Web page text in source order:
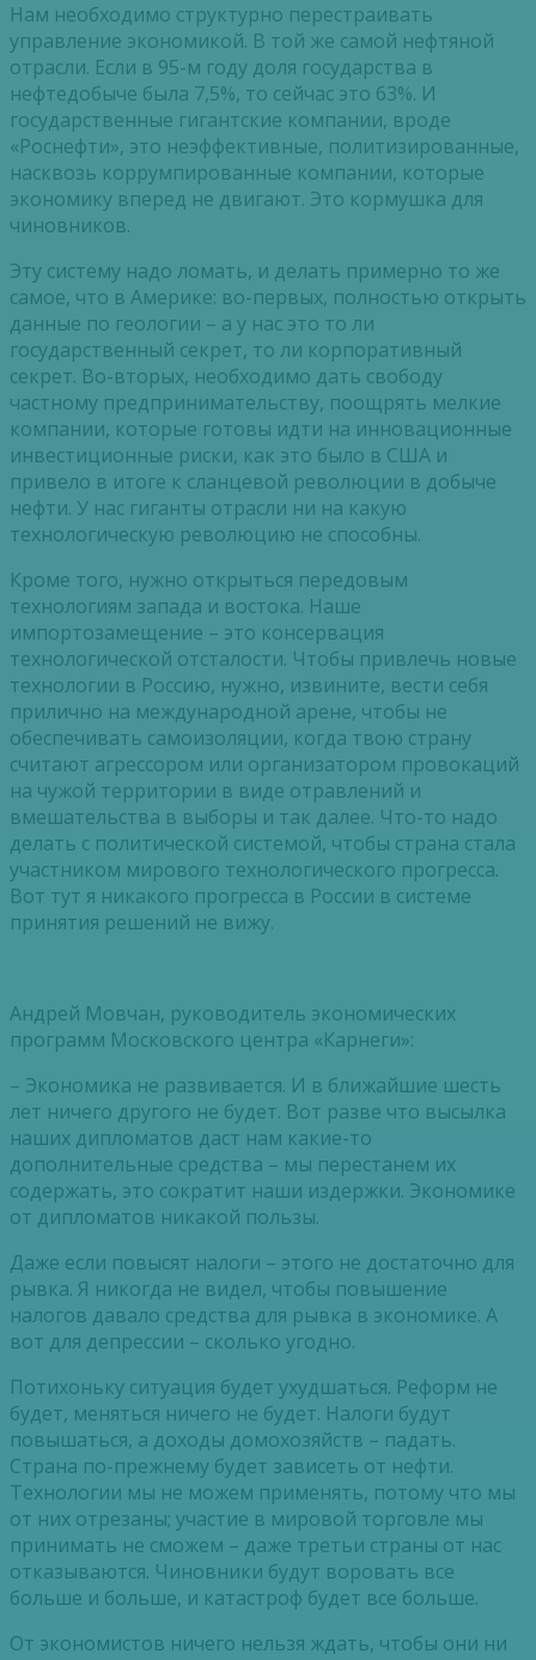
Нам необходимо структурно перестраивать
управление экономикой. В той же самой нефтяной
отрасли. Если в 95-м году доля государства в
нефтедобыче была 7,5%, то сейчас это 63%. И
государственные гигантские компании, вроде
«Роснефти», это неэффективные, политизированные,
насквозь коррумпированные компании, которые
экономику вперед не двигают. Это кормушка для
чиновников.
Эту систему надо ломать, и делать примерно то же
самое, что в Америке: во-первых, полностью открыть
данные по геологии – а у нас это то ли
государственный секрет, то ли корпоративный
секрет. Во-вторых, необходимо дать свободу
частному предпринимательству, поощрять мелкие
компании, которые готовы идти на инновационные
инвестиционные риски, как это было в США и
привело в итоге к сланцевой революции в добыче
нефти. У нас гиганты отрасли ни на какую
технологическую революцию не способны.
Кроме того, нужно открыться передовым
технологиям запада и востока. Наше
импортозамещение – это консервация
технологической отсталости. Чтобы привлечь новые
технологии в Россию, нужно, извините, вести себя
прилично на международной арене, чтобы не
обеспечивать самоизоляции, когда твою страну
считают агрессором или организатором провокаций
на чужой территории в виде отравлений и
вмешательства в выборы и так далее. Что-то надо
делать с политической системой, чтобы страна стала
участником мирового технологического прогресса.
Вот тут я никакого прогресса в России в системе
принятия решений не вижу.
Андрей Мовчан, руководитель экономических
программ Московского центра «Карнеги»:
– Экономика не развивается. И в ближайшие шесть
лет ничего другого не будет. Вот разве что высылка
наших дипломатов даст нам какие-то
дополнительные средства – мы перестанем их
содержать, это сократит наши издержки. Экономике
от дипломатов никакой пользы.
Даже если повысят налоги – этого не достаточно для
рывка. Я никогда не видел, чтобы повышение
налогов давало средства для рывка в экономике. А
вот для депрессии – сколько угодно.
Потихоньку ситуация будет ухудшаться. Реформ не
будет, меняться ничего не будет. Налоги будут
повышаться, а доходы домохозяйств – падать.
Страна по-прежнему будет зависеть от нефти.
Технологии мы не можем применять, потому что мы
от них отрезаны; участие в мировой торговле мы
принимать не сможем – даже третьи страны от нас
отказываются. Чиновники будут воровать все
больше и больше, и катастроф будет все больше.
От экономистов ничего нельзя ждать, чтобы они ни